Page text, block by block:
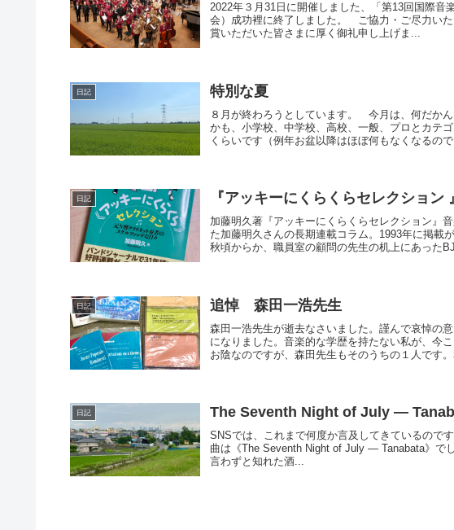
2022年３月31日に開催しました、「第13回国際
会）成功裡に終了しました。 ご協力・ご尽力い
賞いただいた皆さまに厚く御礼申し上げま...
日記 特別な夏
８月が終わろうとしています。 今月は、何だか
かも、小学校、中学校、高校、一般、プロとカテ
くらいです（例年お盆以降はほぼ何もなくなるの
日記 『アッキーにくらくらセレクション
加藤明久著『アッキーにくらくらセレクション』
た加藤明久さんの長期連載コラム。1993年に掲載
秋頃からか、職員室の顧問の先生の机上にあった
日記 追悼 森田一浩先生
森田一浩先生が逝去なさいました。謹んで哀悼の
になりました。音楽的な学歴を持たない私が、今
お陰なのですが、森田先生もそのうちの１人です。
日記 The Seventh Night of July —
SNSでは、これまで何度か言及してきているので
曲は《The Seventh Night of July — Tanabata》で
言わずと知れた酒...